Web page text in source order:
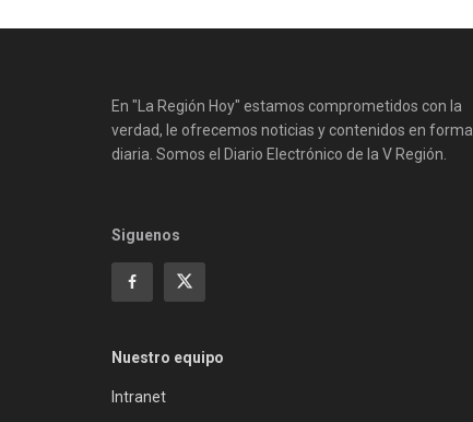
En "La Región Hoy" estamos comprometidos con la
verdad, le ofrecemos noticias y contenidos en forma
diaria. Somos el Diario Electrónico de la V Región.
Siguenos
Nuestro equipo
Intranet